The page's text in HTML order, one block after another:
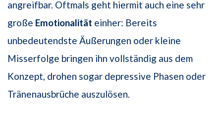
angreifbar. Oftmals geht hiermit auch eine sehr
große Emotionalität einher: Bereits
unbedeutendste Äußerungen oder kleine
Misserfolge bringen ihn vollständig aus dem
Konzept, drohen sogar depressive Phasen oder
Tränenausbrüche auszulösen.